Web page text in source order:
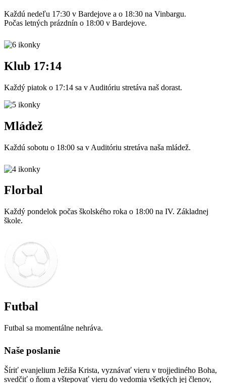
Každú nedeľu 17:30 v Bardejove a o 18:30 na Vinbargu.
Počas letných prázdnín o 18:00 v Bardejove.
Klub 17:14
Každý piatok o 17:14 sa v Auditóriu stretáva naš dorast.
Mládež
Každú sobotu o 18:00 sa v Auditóriu stretáva naša mládež.
Florbal
Každý pondelok počas školského roka o 18:00 na IV. Základnej
škole.
Futbal
Futbal sa momentálne nehráva.
Naše poslanie
Šíriť evanjelium Ježiša Krista, vyznávať vieru v trojjediného Boha,
svedčiť o ňom a vštepovať vieru do vedomia všetkých jej členov,